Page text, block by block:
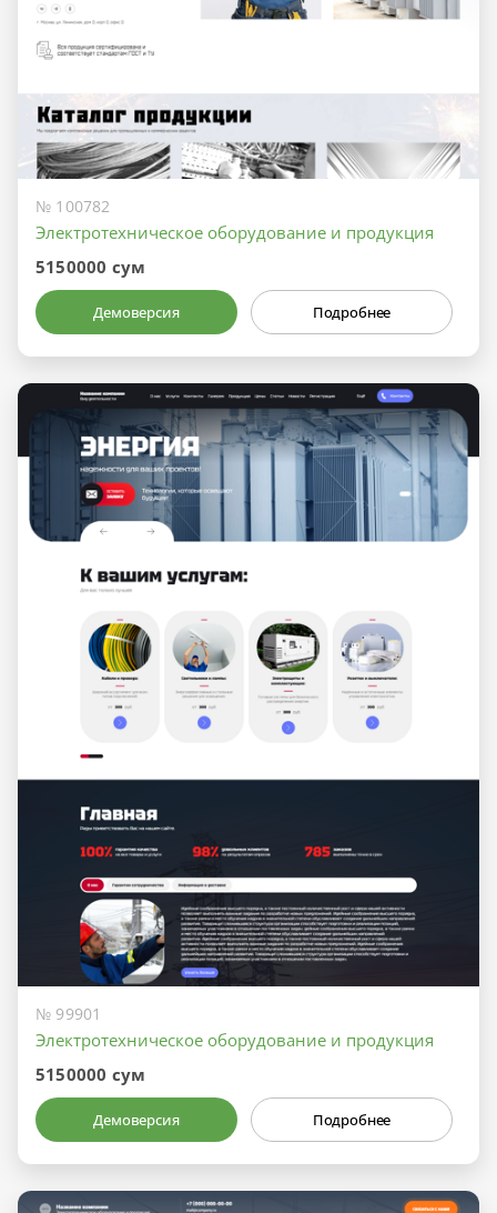
№ 100782
Электротехническое оборудование и продукция
5150000 сум
Демоверсия Подробнее
№ 99901
Электротехническое оборудование и продукция
5150000 сум
Демоверсия Подробнее